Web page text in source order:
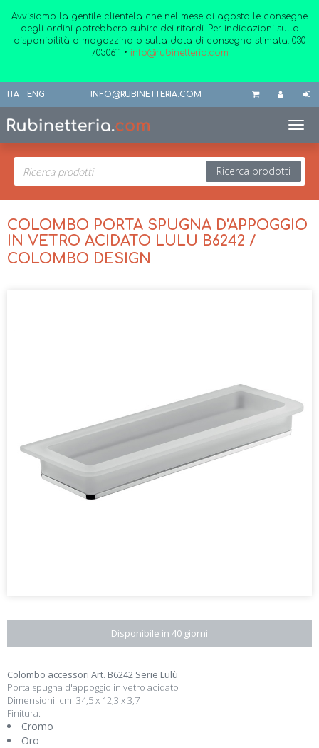
Avvisiamo la gentile clientela che nel mese di agosto le consegne
degli ordini potrebbero subire dei ritardi. Per indicazioni sulla
disponibilità a magazzino o sulla data di consegna stimata: 030
7050611 • info@rubinetteria.com
ITA | ENG INFO@RUBINETTERIA.COM
Ricerca prodotti
COLOMBO PORTA SPUGNA D'APPOGGIO
IN VETRO ACIDATO LULU B6242 /
COLOMBO DESIGN
Disponibile in 40 giorni
Colombo accessori Art. B6242 Serie Lulù
Porta spugna d'appoggio in vetro acidato
Dimensioni: cm. 34,5 x 12,3 x 3,7
Finitura:
Cromo
Oro